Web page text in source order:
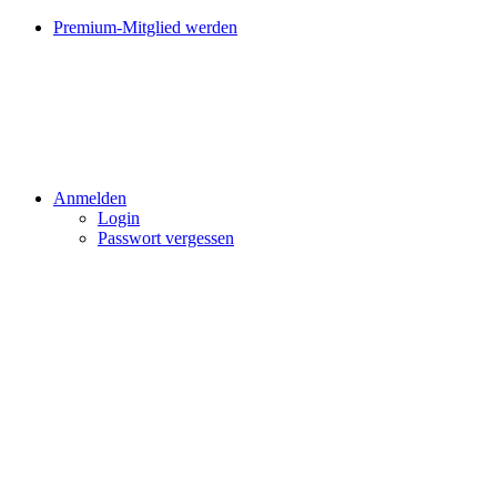
Premium-Mitglied werden
Anmelden
Login
Passwort vergessen